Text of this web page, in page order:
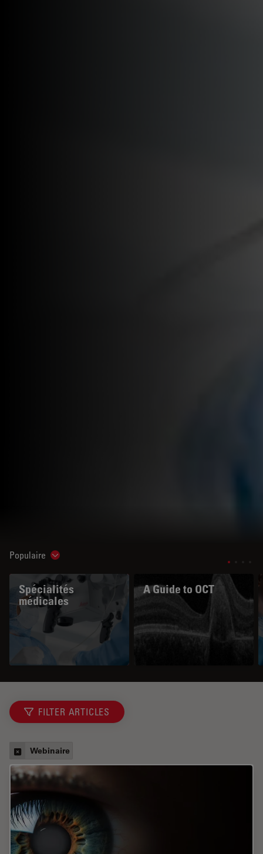
Populaire Show subnavigation
Spécialités
médicales
A Guide to OCT
FILTER ARTICLES
Webinaire